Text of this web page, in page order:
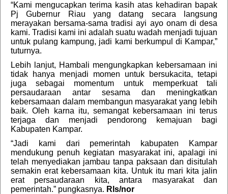
“Kami mengucapkan terima kasih atas kehadiran bapak
Pj Gubernur Riau yang datang secara langsung
merayakan bersama-sama tradisi ayi ayo onam di desa
kami. Tradisi kami ini adalah suatu wadah menjadi tujuan
untuk pulang kampung, jadi kami berkumpul di Kampar,”
tuturnya.
Lebih lanjut, Hambali mengungkapkan kebersamaan ini
tidak hanya menjadi momen untuk bersukacita, tetapi
juga sebagai momentum untuk memperkuat tali
persaudaraan antar sesama dan meningkatkan
kebersamaan dalam membangun masyarakat yang lebih
baik. Oleh karna itu, semangat kebersamaan ini terus
terjaga dan menjadi pendorong kemajuan bagi
Kabupaten Kampar.
“Jadi kami dari pemerintah kabupaten Kampar
mendukung penuh kegiatan masyarakat ini, apalagi ini
telah menyediakan jambau tanpa paksaan dan disitulah
semakin erat kebersamaan kita. Untuk itu mari kita jalin
erat persaudaraan kita, antara masyarakat dan
pemerintah.” pungkasnya. Rls/nor